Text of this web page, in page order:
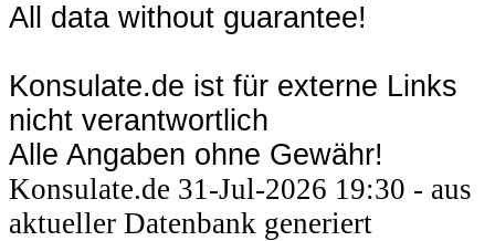
All data without guarantee!
Konsulate.de ist für externe Links
nicht verantwortlich
Alle Angaben ohne Gewähr!
Konsulate.de 31-Jul-2026 19:30 - aus
aktueller Datenbank generiert